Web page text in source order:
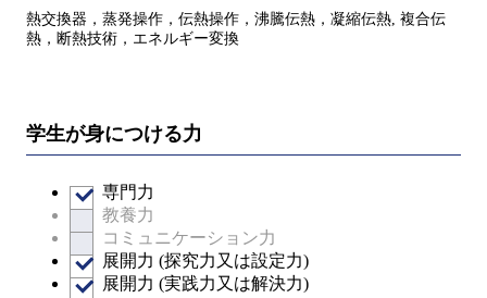
熱交換器，蒸発操作，伝熱操作，沸騰伝熱，凝縮伝熱, 複合伝
熱，断熱技術，エネルギー変換
学生が身につける力
専門力
教養力
コミュニケーション力
展開力 (探究力又は設定力)
展開力 (実践力又は解決力)